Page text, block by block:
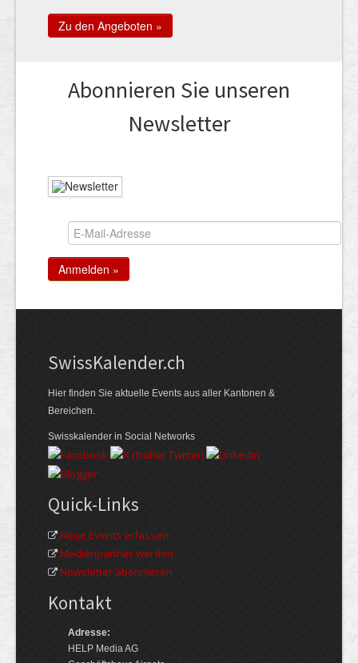
Zu den Angeboten »
Abonnieren Sie unseren
News­letter
Swiss­Kalender.ch
Hier finden Sie aktuelle Events aus aller Kantonen &
Bereichen.
Swisskalender in Social Networks
Quick-Links
Neue Events erfassen
Medienpartner werden
Newsletter abonnieren
Kontakt
Adresse:
HELP Media AG